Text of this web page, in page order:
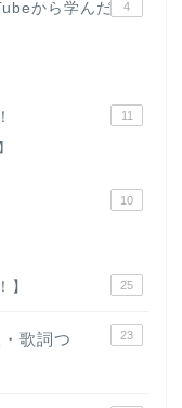
から学んだ 4
11
10
】 25
歌詞つ
23